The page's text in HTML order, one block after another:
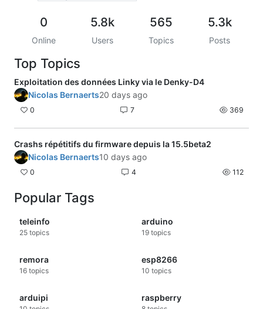
0
Online
5.8k
Users
565
Topics
5.3k
Posts
Top Topics
Exploitation des données Linky via le Denky-D4
Nicolas Bernaerts20 days ago
0 7 369
Crashs répétitifs du firmware depuis la 15.5beta2
Nicolas Bernaerts10 days ago
0 4 112
Popular Tags
teleinfo
25 topics
arduino
19 topics
remora
16 topics
esp8266
10 topics
arduipi raspberry